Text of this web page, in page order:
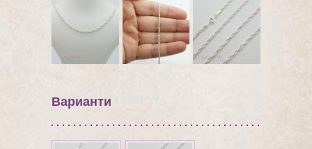
Варианти